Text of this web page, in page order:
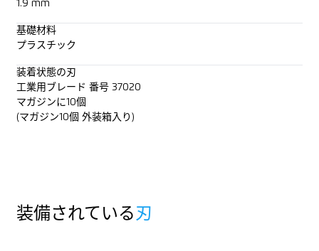
1.9 mm
基礎材料
プラスチック
装着状態の刃
工業用ブレード 番号 37020
マガジンに10個
(マガジン10個 外装箱入り)
装備されている 刃